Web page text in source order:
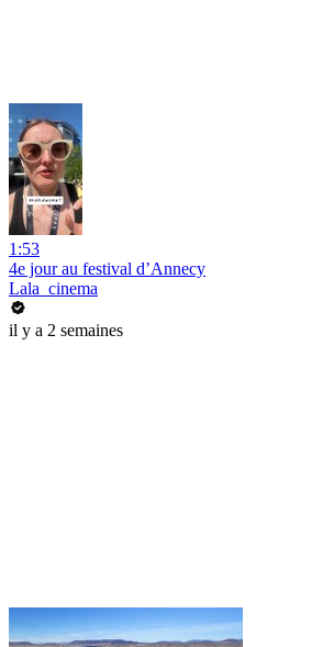
1:53
4e jour au festival d’Annecy
Lala_cinema
il y a 2 semaines